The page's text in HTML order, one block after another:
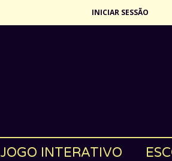
INICIAR SESSÃO
JOGO INTERATIVO